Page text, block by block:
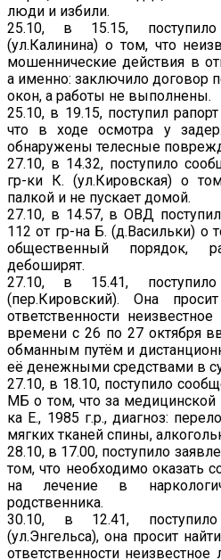
люди и избили.
25.10, в 15.15,
(ул.Калинина) о том, что
мошеннические действия в
а именно: заключило договор
окон, а работы не выполнены.
25.10, в 19.15, поступил
что в ходе осмотра у
обнаружены телесные
27.10, в 14.32, поступило
гр-ки К. (ул.Кировская) о
палкой и не пускает домой.
27.10, в 14.57, в ОВД
112 от гр-на Б. (д.Васильки) о
общественный порядок,
дебоширят.
27.10, в 15.41,
(пер.Кировский). Она
ответственности
времени с 26 по 27 октября
обманным путём и
её денежными средствами в
27.10, в 18.10, поступило
МБ о том, что за
ка Е., 1985 г.р., диагноз:
мягких тканей спины,
28.10, в 17.00, поступило
том, что необходимо оказать
на лечение в
родственника.
30.10, в 12.41,
(ул.Энгельса), она просит
ответственности